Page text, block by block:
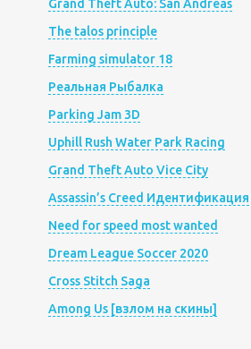
Grand Theft Auto: San Andreas
The talos principle
Farming simulator 18
Реальная Рыбалка
Parking Jam 3D
Uphill Rush Water Park Racing
Grand Theft Auto Vice City
Assassin’s Creed Идентификация
Need for speed most wanted
Dream League Soccer 2020
Cross Stitch Saga
Among Us [взлом на скины]